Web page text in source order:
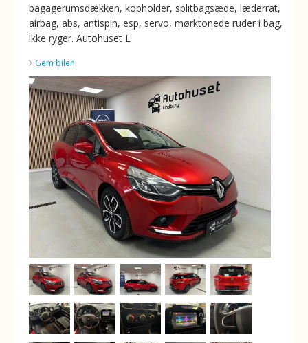
bagagerumsdækken, kopholder, splitbagsæde, læderrat,
airbag, abs, antispin, esp, servo, mørktonede ruder i bag,
ikke ryger. Autohuset L
Gem bilen